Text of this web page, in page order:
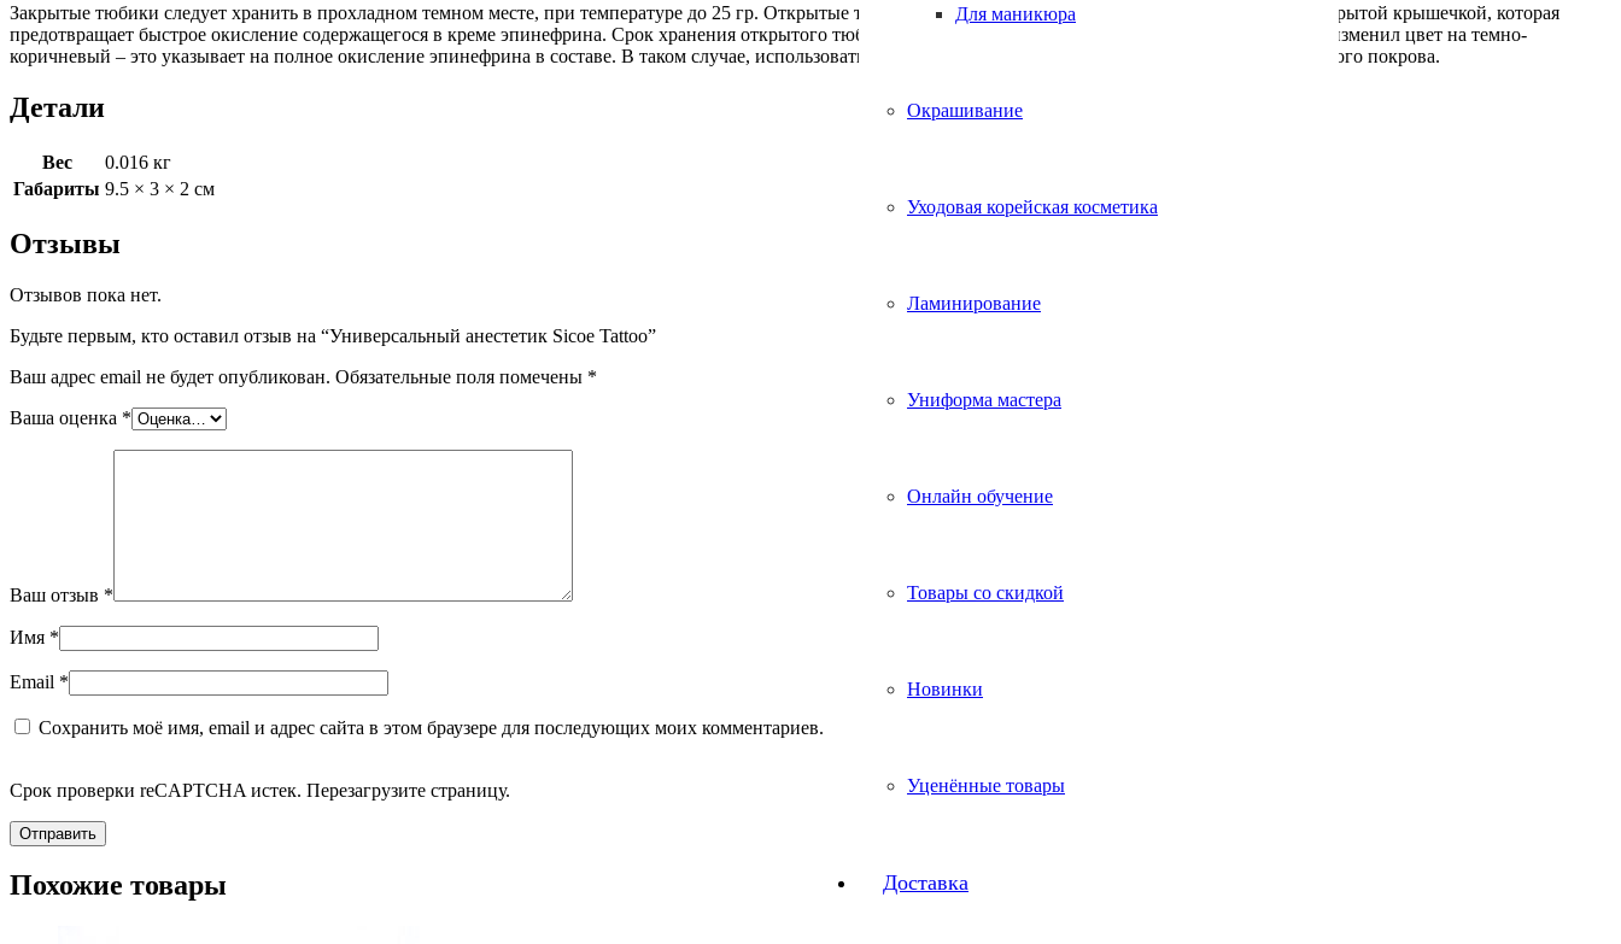
Для маникюра
Окрашивание
Уходовая корейская косметика
Ламинирование
Униформа мастера
Онлайн обучение
Товары со скидкой
Новинки
Уценённые товары
Доставка
Закрытые тюбики следует хранить в прохладном темном месте, при температуре до 25 гр. Открытые тюбики следует хранить в холодильнике с герметично закрытой крышечкой, которая
предотвращает быстрое окисление содержащегося в креме эпинефрина. Срок хранения открытого тюбика – не более 1 месяца с момента открытия. Если крем изменил цвет на темно-
коричневый – это указывает на полное окисление эпинефрина в составе. В таком случае, использовать крем не рекомендуется во избежание раздражений кожного покрова.
Детали
Вес
0.016 кг
Габариты 9.5 × 3 × 2 см
Отзывы
Отзывов пока нет.
Будьте первым, кто оставил отзыв на “Универсальный анестетик Sicoe Tattoo”
Ваш адрес email не будет опубликован. Обязательные поля помечены *
Ваша оценка *
Ваш отзыв *
Имя *
Email *
Сохранить моё имя, email и адрес сайта в этом браузере для последующих моих комментариев.
Срок проверки reCAPTCHA истек. Перезагрузите страницу.
Похожие товары